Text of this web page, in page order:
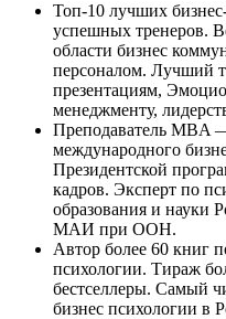
Топ-10 лучших
успешных тренеров.
области бизнес
персоналом. Лучший
презентациям,
менеджменту,
Преподаватель
международного
Президентской
кадров. Эксперт по
образования и науки
МАИ при ООН.
Автор более 60 книг
психологии. Тираж
бестселлеры. Самый
бизнес психологии в